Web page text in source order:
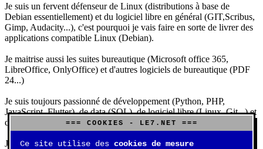
Je suis un fervent défenseur de Linux (distributions à base de
Debian essentiellement) et du logiciel libre en général (GIT,Scribus,
Gimp, Audacity...), c'est pourquoi je vais faire en sorte de livrer des
applications compatible Linux (Debian).
Je maitrise aussi les suites bureautique (Microsoft office 365,
LibreOffice, OnlyOffice) et d'autres logiciels de bureautique (PDF
24...)
Je suis toujours passionné de développement (Python, PHP,
JavaScript, Flutter), de data (SQL), de logiciel libre (Linux, Git...) et
d'IA (principalement Claude et DeepSeek).
J'aime jouer, surtout aux jeux de sociétés (Risk, Uno, Scrabble...),
=== COOKIES - LE7.NET ===
Ce site utilise des cookies de mesure